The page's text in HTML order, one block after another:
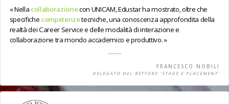
Nella collaborazionecon UNICAM, Edustar ha mostrato, oltre che
specifiche competenzetecniche, una conoscenza approfondita della
realtà dei Career Service e delle modalità di interazione e
collaborazione tra mondo accademico e produttivo.
FRANCESCO NOBILI
DELEGATO DEL RETTORE 'STAGE E PLACEMENT'